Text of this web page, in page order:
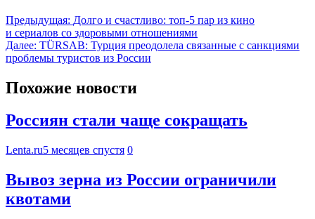
Предыдущая: Долго и счастливо: топ-5 пар из кино
и сериалов со здоровыми отношениями
Далее: TÜRSAB: Турция преодолела связанные с санкциями
проблемы туристов из России
Похожие новости
Россиян стали чаще сокращать
Lenta.ru5 месяцев спустя 0
Вывоз зерна из России ограничили
квотами